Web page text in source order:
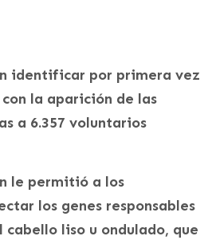
identificar por primera vez
la aparición de las
a 6.357 voluntarios
le permitió a los
los genes responsables
cabello liso u ondulado, que